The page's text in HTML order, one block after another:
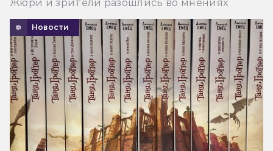
Жюри и зрители разошлись во мнениях
Новости